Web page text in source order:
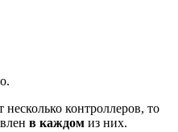
контроллеров, то
в каждом из них.